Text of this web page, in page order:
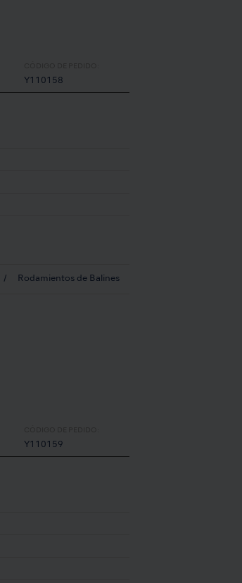
Y110158
Rodamientos de Balines
Y110159